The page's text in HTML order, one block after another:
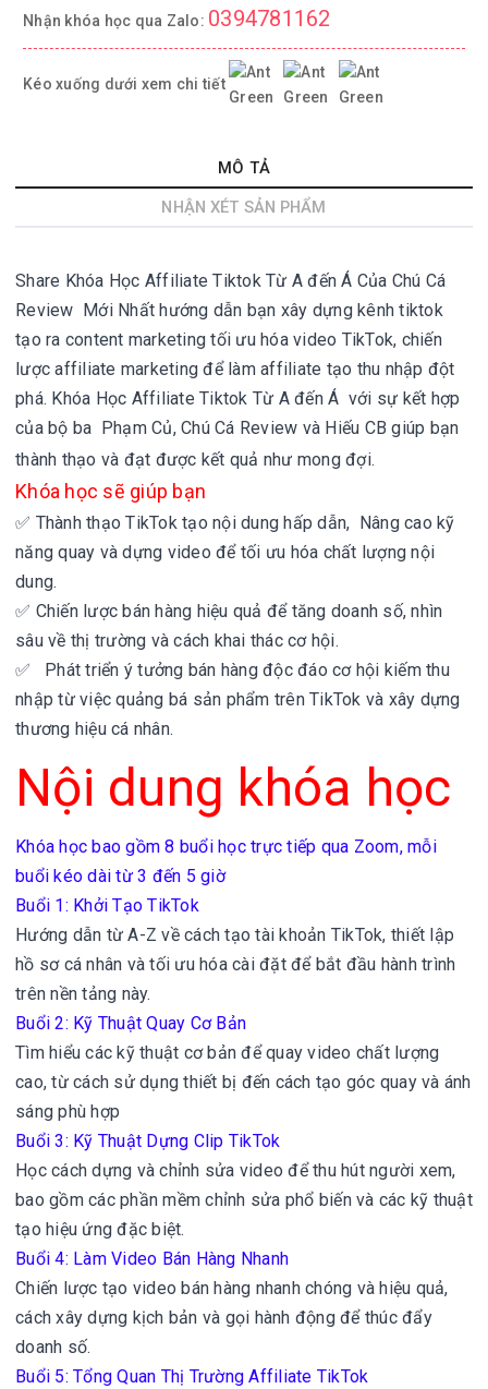
Nhận khóa học qua Zalo: 0394781162
Kéo xuống dưới xem chi tiết
MÔ TẢ
NHẬN XÉT SẢN PHẨM
Share Khóa Học Affiliate Tiktok Từ A đến Á Của Chú Cá
Review Mới Nhất hướng dẫn bạn xây dựng kênh tiktok
tạo ra content marketingtối ưu hóa video TikTok, chiến
lược affiliate marketing để làm affiliate tạo thu nhập đột
phá. Khóa Học Affiliate Tiktok Từ A đến Á với sự kết hợp
của bộ ba
Phạm Củ, Chú Cá Review và Hiếu CB giúp bạn
thành thạo và đạt được kết quả như mong đợi.
Khóa học sẽ giúp bạn
✅ Thành thạo TikTok tạo nội dung hấp dẫn,
Nâng cao kỹ
năng quay và dựng video để tối ưu hóa chất lượng nội
dung.
✅ Chiến lược bán hàng hiệu quả để tăng doanh số,nhìn
sâu về thị trường và cách khai thác cơ hội.
✅
Phát triển ý tưởng bán hàng độc đáo cơ hội kiếm thu
nhập từ việc quảng bá sản phẩm trên TikTok và xây dựng
thương hiệu cá nhân.
Nội dung khóa học
Khóa học bao gồm 8 buổi học trực tiếp qua Zoom, mỗi
buổi kéo dài từ 3 đến 5 giờ
Buổi 1: Khởi Tạo TikTok
Hướng dẫn từ A-Z về cách tạo tài khoản TikTok, thiết lập
hồ sơ cá nhân và tối ưu hóa cài đặt để bắt đầu hành trình
trên nền tảng này.
Buổi 2: Kỹ Thuật Quay Cơ Bản
Tìm hiểu các kỹ thuật cơ bản để quay video chất lượng
cao, từ cách sử dụng thiết bị đến cách tạo góc quay và ánh
sáng phù hợp
Buổi 3: Kỹ Thuật Dựng Clip TikTok
Học cách dựng và chỉnh sửa video để thu hút người xem,
bao gồm các phần mềm chỉnh sửa phổ biến và các kỹ thuật
tạo hiệu ứng đặc biệt.
Buổi 4: Làm Video Bán Hàng Nhanh
Chiến lược tạo video bán hàng nhanh chóng và hiệu quả,
cách xây dựng kịch bản và gọi hành động để thúc đẩy
doanh số.
Buổi 5: Tổng Quan Thị Trường Affiliate TikTok